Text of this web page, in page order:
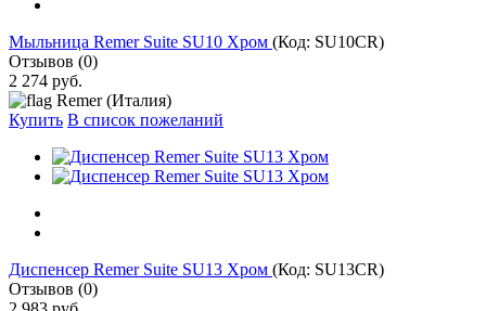
Мыльница Remer Suite SU10 Хром (Код: SU10CR)
Отзывов (0)
2 274 руб.
Remer (Италия)
Купить В список пожеланий
Диспенсер Remer Suite SU13 Хром (Код: SU13CR)
Отзывов (0)